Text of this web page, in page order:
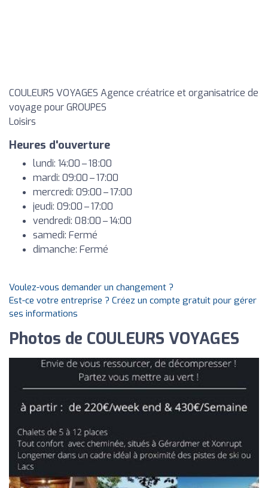
COULEURS VOYAGES Agence créatrice et organisatrice de
voyage pour GROUPES
Loisirs
Heures d'ouverture
lundi: 14:00 – 18:00
mardi: 09:00 – 17:00
mercredi: 09:00 – 17:00
jeudi: 09:00 – 17:00
vendredi: 08:00 – 14:00
samedi: Fermé
dimanche: Fermé
Voulez-vous demander un changement ?
Est-ce votre entreprise ? Créez un compte gratuit pour gérer
ses informations
Photos de COULEURS VOYAGES